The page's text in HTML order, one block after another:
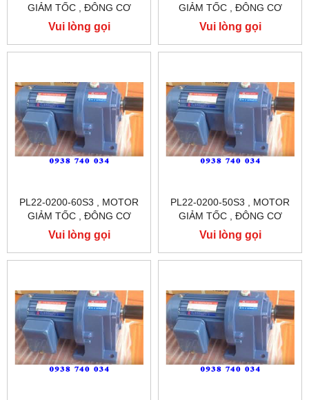
GIẢM TỐC , ĐÔNG CƠ
GIẢM TỐC CHÂN ĐẾ
TUNGLEE
Vui lòng gọi
GIẢM TỐC , ĐÔNG CƠ
GIẢM TỐC CHÂN ĐẾ
TUNGLEE
Vui lòng gọi
PL22-0200-60S3 , MOTOR
GIẢM TỐC , ĐÔNG CƠ
GIẢM TỐC CHÂN ĐẾ
TUNGLEE
Vui lòng gọi
PL22-0200-50S3 , MOTOR
GIẢM TỐC , ĐÔNG CƠ
GIẢM TỐC CHÂN ĐẾ
TUNGLEE
Vui lòng gọi